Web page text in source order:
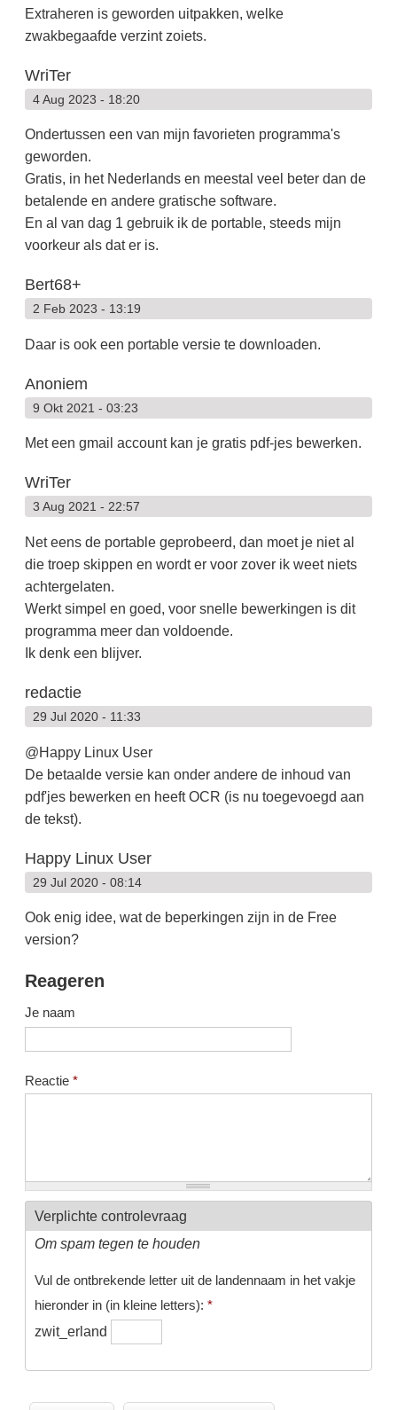
Extraheren is geworden uitpakken, welke
zwakbegaafde verzint zoiets.
WriTer
4 Aug 2023 - 18:20
Ondertussen een van mijn favorieten programma's
geworden.
Gratis, in het Nederlands en meestal veel beter dan de
betalende en andere gratische software.
En al van dag 1 gebruik ik de portable, steeds mijn
voorkeur als dat er is.
Bert68+
2 Feb 2023 - 13:19
Daar is ook een portable versie te downloaden.
Anoniem
9 Okt 2021 - 03:23
Met een gmail account kan je gratis pdf-jes bewerken.
WriTer
3 Aug 2021 - 22:57
Net eens de portable geprobeerd, dan moet je niet al
die troep skippen en wordt er voor zover ik weet niets
achtergelaten.
Werkt simpel en goed, voor snelle bewerkingen is dit
programma meer dan voldoende.
Ik denk een blijver.
redactie
29 Jul 2020 - 11:33
@Happy Linux User
De betaalde versie kan onder andere de inhoud van
pdf'jes bewerken en heeft OCR (is nu toegevoegd aan
de tekst).
Happy Linux User
29 Jul 2020 - 08:14
Ook enig idee, wat de beperkingen zijn in de Free
version?
Reageren
Je naam
Reactie *
Verplichte controlevraag
Om spam tegen te houden
Vul de ontbrekende letter uit de landennaam in het vakje
hieronder in (in kleine letters): *
zwit_erland